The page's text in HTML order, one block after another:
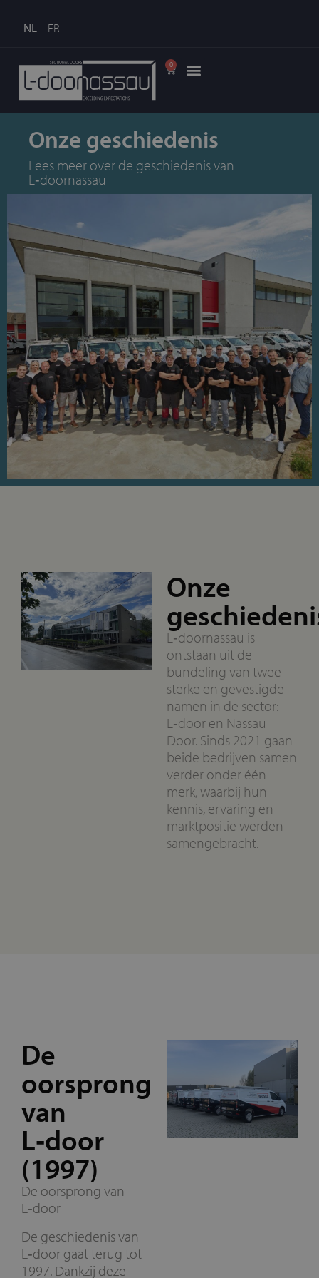
NL FR
0
Onze geschiedenis
Lees meer over de geschiedenis van
L‑doornassau
Onze
L‑doornassau is
ontstaan uit de
bundeling van twee
sterke en gevestigde
namen in de sector:
L‑door en Nassau
Door. Sinds 2021 gaan
beide bedrijven samen
verder onder één
merk, waarbij hun
kennis, ervaring en
marktpositie werden
samengebracht.
De
oorsprong
van
L‑door
(1997)
De oorsprong van
L‑door
De geschiedenis van
L‑door gaat terug tot
1997. Dankzij deze